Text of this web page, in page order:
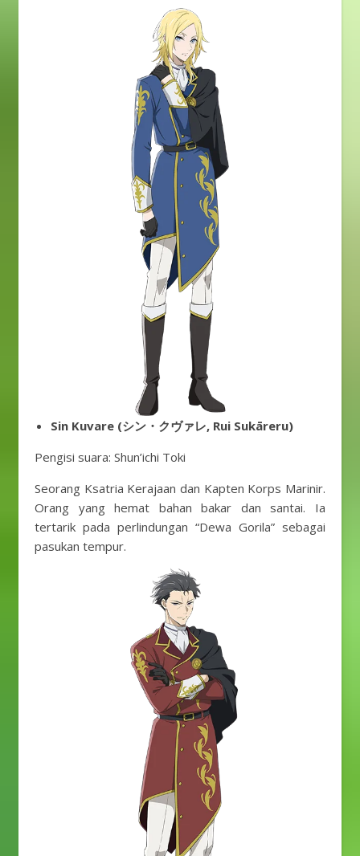
Sin Kuvare (シン・クヴァレ, Rui Sukāreru)
Pengisi suara: Shun’ichi Toki
Seorang Ksatria Kerajaan dan Kapten Korps Marinir.
Orang yang hemat bahan bakar dan santai. Ia
tertarik pada perlindungan “Dewa Gorila” sebagai
pasukan tempur.